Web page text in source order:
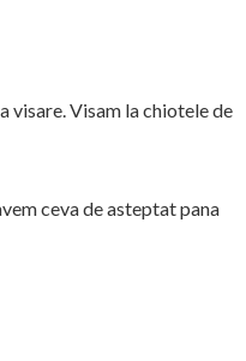
visare. Visam la chiotele de
ceva de asteptat pana